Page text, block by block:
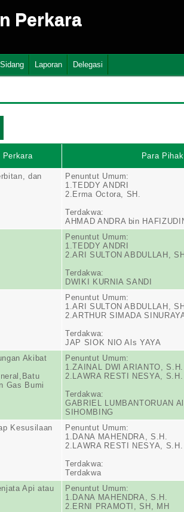
Perkara
Laporan Delegasi
Perkara Para Pihak
dan
Penuntut Umum:
1.TEDDY ANDRI
2.Erma Octora, SH.
Terdakwa:
AHMAD ANDRA bin
Penuntut Umum:
1.TEDDY ANDRI
2.ARI SULTON ABDULLAH,
Terdakwa:
DWIKI KURNIA SANDI
Penuntut Umum:
1.ARI SULTON ABDULLAH,
2.ARTHUR SIMADA
Terdakwa:
JAP SIOK NIO Als YAYA
Akibat
Gas Bumi
Penuntut Umum:
1.ZAINAL DWI ARIANTO, S.H.
2.LAWRA RESTI NESYA, S.H.
Terdakwa:
GABRIEL LUMBANTORUAN
SIHOMBING
Kesusilaan
Penuntut Umum:
1.DANA MAHENDRA, S.H.
2.LAWRA RESTI NESYA, S.H.
Terdakwa:
Terdakwa
Api atau
Penuntut Umum:
1.DANA MAHENDRA, S.H.
2.ERNI PRAMOTI, SH, MH